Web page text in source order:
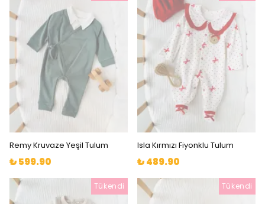
Remy Kruvaze Yeşil Tulum
₺ 599.90
Isla Kırmızı Fiyonklu Tulum
₺ 489.90
Tükendi Tükendi